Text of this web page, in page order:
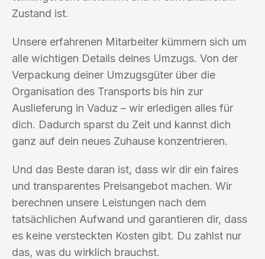
Zustand ist.
Unsere erfahrenen Mitarbeiter kümmern sich um
alle wichtigen Details deines Umzugs. Von der
Verpackung deiner Umzugsgüter über die
Organisation des Transports bis hin zur
Auslieferung in Vaduz – wir erledigen alles für
dich. Dadurch sparst du Zeit und kannst dich
ganz auf dein neues Zuhause konzentrieren.
Und das Beste daran ist, dass wir dir ein faires
und transparentes Preisangebot machen. Wir
berechnen unsere Leistungen nach dem
tatsächlichen Aufwand und garantieren dir, dass
es keine versteckten Kosten gibt. Du zahlst nur
das, was du wirklich brauchst.